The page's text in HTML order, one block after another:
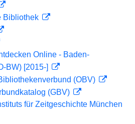
Bibliothek
Online - Baden-
BW) [2015-]
(OBV)
(GBV)
für Zeitgeschichte München